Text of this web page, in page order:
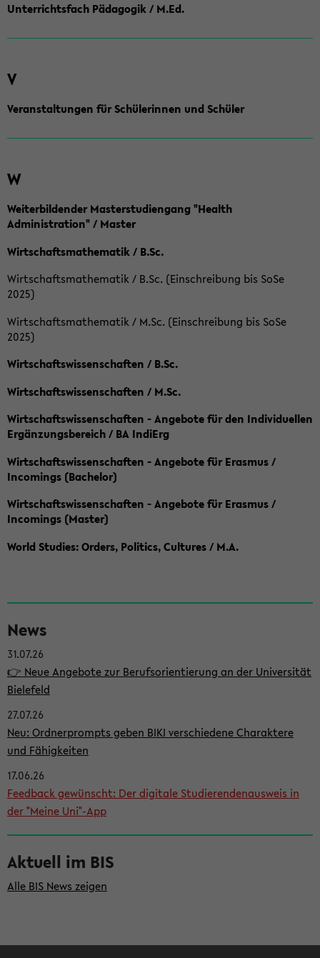
Unterrichtsfach Pädagogik / M.Ed.
V
Veranstaltungen für Schülerinnen und Schüler
W
Weiterbildender Masterstudiengang "Health
Administration" / Master
Wirtschaftsmathematik / B.Sc.
Wirtschaftsmathematik / B.Sc. (Einschreibung bis SoSe
2025)
Wirtschaftsmathematik / M.Sc. (Einschreibung bis SoSe
2025)
Wirtschaftswissenschaften / B.Sc.
Wirtschaftswissenschaften / M.Sc.
Wirtschaftswissenschaften - Angebote für den Individuellen
Ergänzungsbereich / BA IndiErg
Wirtschaftswissenschaften - Angebote für Erasmus /
Incomings (Bachelor)
Wirtschaftswissenschaften - Angebote für Erasmus /
Incomings (Master)
World Studies: Orders, Politics, Cultures / M.A.
e
i
t
e
n
l
e
i
s
t
e
News
31.07.26
👉 Neue Angebote zur Berufsorientierung an der Universität
Bielefeld
27.07.26
Neu: Ordnerprompts geben BIKI verschiedene Charaktere
und Fähigkeiten
17.06.26
Feedback gewünscht: Der digitale Studierendenausweis in
der "Meine Uni"-App
Aktuell im BIS
Alle BIS News zeigen